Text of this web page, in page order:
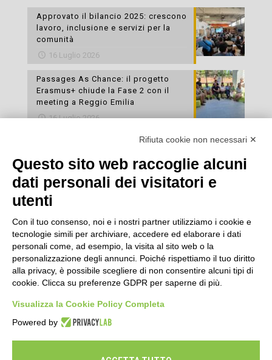
Approvato il bilancio 2025: crescono
lavoro, inclusione e servizi per la
comunità
16 Luglio 2026
Passages As Chance: il progetto
Erasmus+ chiude la Fase 2 con il
meeting a Reggio Emilia
16 Luglio 2026
Esami di laboratorio preventivi
cura della propria salute
16 Luglio 2026
Rifiuta cookie non necessari ✕
Questo sito web raccoglie alcuni
dati personali dei visitatori e
utenti
Con il tuo consenso, noi e i nostri partner utilizziamo i cookie e
tecnologie simili per archiviare, accedere ed elaborare i dati
personali come, ad esempio, la visita al sito web o la
personalizzazione degli annunci. Poiché rispettiamo il tuo diritto
alla privacy, è possibile scegliere di non consentire alcuni tipi di
cookie. Clicca su preferenze GDPR per saperne di più.
Visualizza la Cookie Policy Completa
Powered by